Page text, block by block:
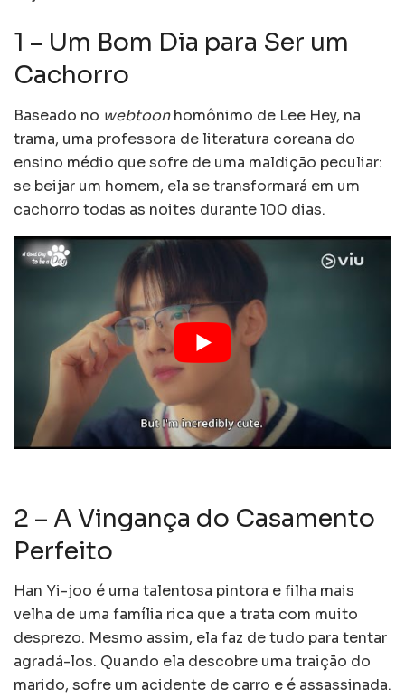
1 – Um Bom Dia para Ser um
Cachorro
Baseado no webtoonhomônimo de Lee Hey, na
trama, uma professora de literatura coreana do
ensino médio que sofre de uma maldição peculiar:
se beijar um homem, ela se transformará em um
cachorro todas as noites durante 100 dias.
2 – A Vingança do Casamento
Perfeito
Han Yi-joo é uma talentosa pintora e filha mais
velha de uma família rica que a trata com muito
desprezo. Mesmo assim, ela faz de tudo para tentar
agradá-los. Quando ela descobre uma traição do
marido, sofre um acidente de carro e é assassinada.